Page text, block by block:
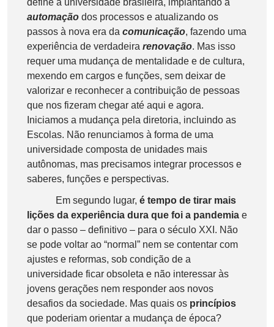
define a universidade brasileira, implantando a
automação dos processos e atualizando os
passos à nova era da comunicação, fazendo uma
experiência de verdadeira renovação. Mas isso
requer uma mudança de mentalidade e de cultura,
mexendo em cargos e funções, sem deixar de
valorizar e reconhecer a contribuição de pessoas
que nos fizeram chegar até aqui e agora.
Iniciamos a mudança pela diretoria, incluindo as
Escolas. Não renunciamos à forma de uma
universidade composta de unidades mais
autônomas, mas precisamos integrar processos e
saberes, funções e perspectivas.
Em segundo lugar,é tempo de tirar mais
lições da experiência dura que foi a pandemia e
dar o passo – definitivo – para o século XXI. Não
se pode voltar ao “normal” nem se contentar com
ajustes e reformas, sob condição de a
universidade ficar obsoleta e não interessar às
jovens gerações nem responder aos novos
desafios da sociedade. Mas quais os princípios
que poderiam orientar a mudança de época?